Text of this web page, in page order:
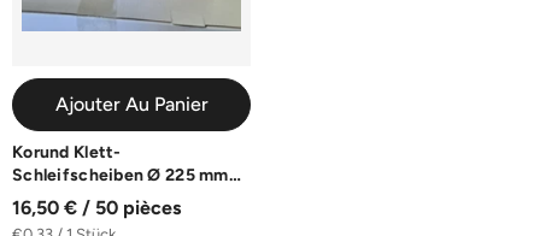
Ajouter Au Panier
Korund Klett-
Schleifscheiben Ø 225 mm
8-Loch | K40-K240
16,50 € / 50 pièces